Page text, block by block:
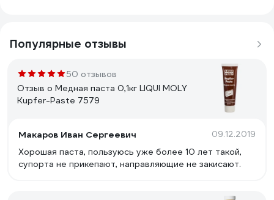
Популярные отзывы
50 отзывов
Отзыв о Медная паста 0,1кг LIQUI MOLY
Kupfer-Paste 7579
Макаров Иван Сергеевич 09.12.2019
Хорошая паста, пользуюсь уже более 10 лет такой,
супорта не прикепают, направляющие не закисают.